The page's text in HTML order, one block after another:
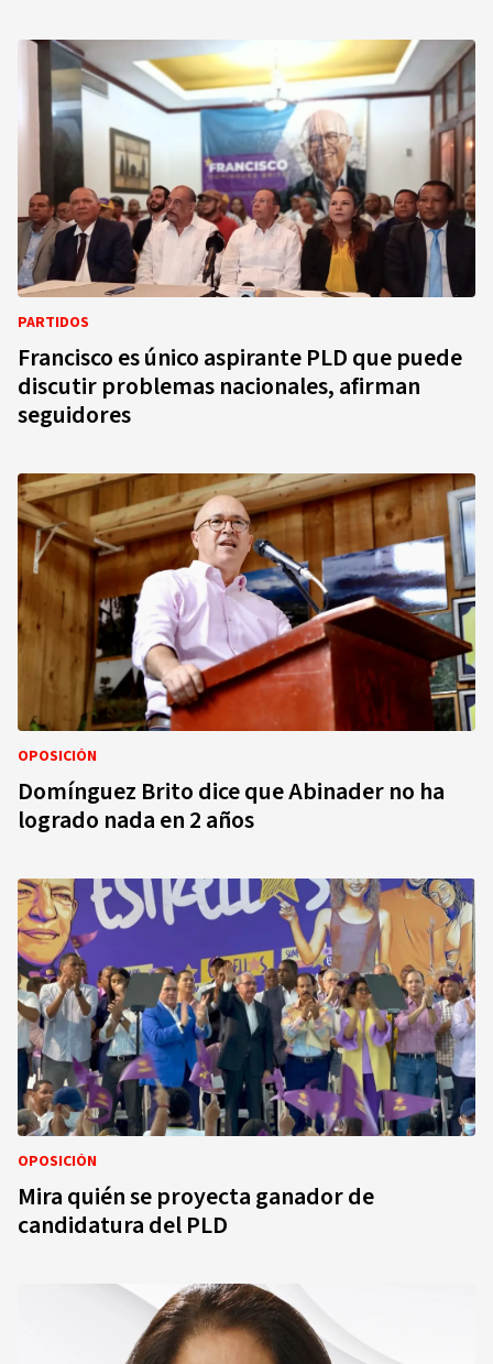
PARTIDOS
Francisco es único aspirante PLD que puede
discutir problemas nacionales, afirman
seguidores
OPOSICIÓN
Domínguez Brito dice que Abinader no ha
logrado nada en 2 años
OPOSICIÓN
Mira quién se proyecta ganador de
candidatura del PLD